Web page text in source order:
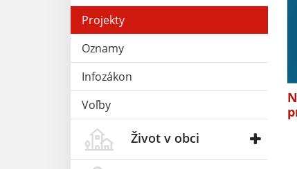
Projekty
Oznamy
Infozákon
Voľby
Život v obci